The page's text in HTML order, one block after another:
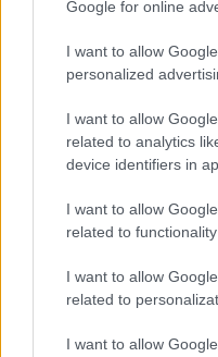
Google for online
I want to allow
personalized
I want to allow
related to analytics
device identifiers in
I want to allow
related to
I want to allow
related to
I want to allow
SPAGNA E
Finanzas 24
Investindo 365
Viajar 365
Pet Story